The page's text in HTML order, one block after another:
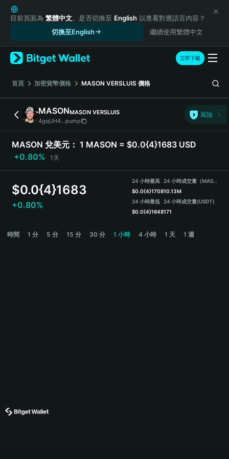
English
日本語
Русский
Español (Latinoamérica)
Türkçe
Italiano
Deutsch
简体中文
繁體中文
Português (Portugal)
Bahasa Indonesia
Español
目前頁面為 繁體中文。是否切換至 English 以查看對應語言內容？
切換至English
繼續使用繁體中文
立即下載
首頁 加密貨幣價格 MASON VERSLUIS 價格
MASONMASON VERSLUIS
4gqUH4...pump
風險
MASON 兌美元： 1 MASON = $0.0{4}1683 USD
+0.80%
1天
$0.0{4}1683
+0.80%
24 小時最高
$0.0{4}1708
24 小時最低
$0.0{4}1648
24 小時成交量（MASON）
10.13M
24 小時成交量(USDT)
171
時間 1 分 5 分 15 分 30 分 1 小時 4 小時 1 天 1 週